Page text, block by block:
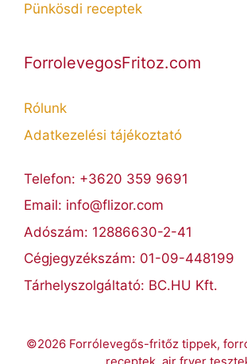
Pünkösdi receptek
ForrolevegosFritoz.com
Rólunk
Adatkezelési tájékoztató
Telefon: +3620 359 9691
Email: info@flizor.com
Adószám: 12886630-2-41
Cégjegyzékszám: 01-09-448199
Tárhelyszolgáltató: BC.HU Kft.
©2026 Forrólevegős-fritőz tippek,